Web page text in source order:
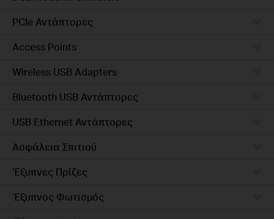
PCIe Αντάπτορες
Access Points
Wireless USB Adapters
Bluetooth USB Αντάπτορες
USB Ethernet Αντάπτορες
Ασφάλεια Σπιτιού
Έξυπνες Πρίζες
Έξυπνος Φωτισμός